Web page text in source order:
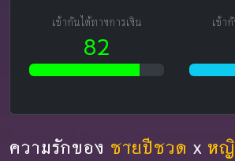
เข้ากันได้ทางการเงิน
82
เข้า
ความรักของ ชายปีชวด x ห